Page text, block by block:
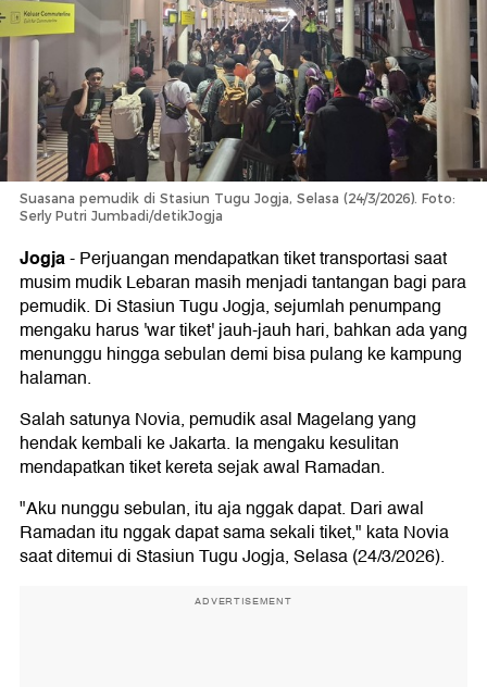
Suasana pemudik di Stasiun Tugu Jogja, Selasa (24/3/2026). Foto:
Serly Putri Jumbadi/detikJogja
Jogja-Perjuangan mendapatkan tiket transportasi saat
musim mudik Lebaran masih menjadi tantangan bagi para
pemudik. Di Stasiun Tugu Jogja, sejumlah penumpang
mengaku harus 'war tiket' jauh-jauh hari, bahkan ada yang
menunggu hingga sebulan demi bisa pulang ke kampung
halaman.
Salah satunya Novia, pemudik asal Magelang yang
hendak kembali ke Jakarta. Ia mengaku kesulitan
mendapatkan tiket kereta sejak awal Ramadan.
"Aku nunggu sebulan, itu aja nggak dapat. Dari awal
Ramadan itu nggak dapat sama sekali tiket," kata Novia
saat ditemui di Stasiun Tugu Jogja, Selasa (24/3/2026).
ADVERTISEMENT